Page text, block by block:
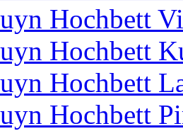
Hochbett
Hochbett
Hochbett
Hochbett